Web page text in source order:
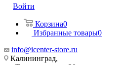
Войти
Корзина0
Избранные товары0
info@icenter-store.ru
Калининград,